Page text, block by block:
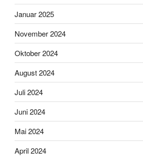
Januar 2025
November 2024
Oktober 2024
August 2024
Juli 2024
Juni 2024
Mai 2024
April 2024